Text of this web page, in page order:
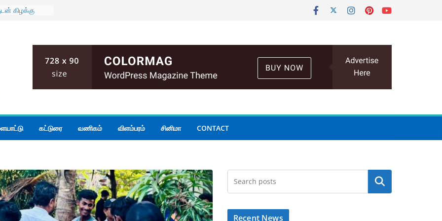
கிழக்கு
பதற்றம்;
இருவர்
மழை
கட்டுரை வணிகம் விளம்பரம் சினிமா CONTACT
Search
Recent News